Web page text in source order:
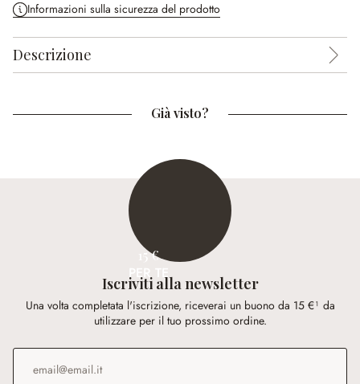
Informazioni sulla sicurezza del prodotto
Descrizione
Già visto?
15 €
PER TE
Iscriviti alla newsletter
Una volta completata l'iscrizione, riceverai un buono da 15 €¹ da
utilizzare per il tuo prossimo ordine.
Indirizzo e-mail